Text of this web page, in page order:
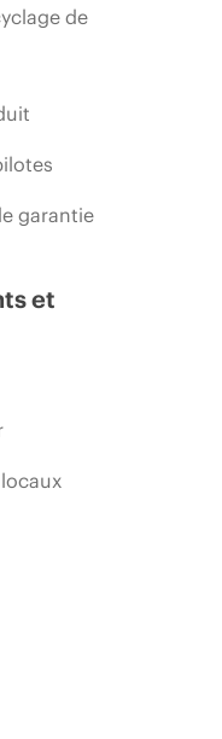
de
garantie
et